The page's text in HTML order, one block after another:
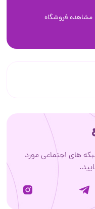
مشاهده فروشگاه
های اجتماعی مورد